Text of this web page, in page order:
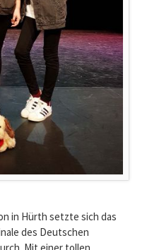
in Hürth setzte sich das
des Deutschen